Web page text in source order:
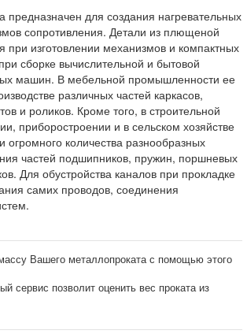
предназначен для создания нагревательных
сопротивления. Детали из плющеной
при изготовлении механизмов и компактных
сборке вычислительной и бытовой
машин. В мебельной промышленности ее
различных частей каркасов,
и роликов. Кроме того, в строительной
приборостроении и в сельском хозяйстве
огромного количества разнообразных
частей подшипников, пружин, поршневых
Для обустройства каналов при прокладке
самих проводов, соединения
Вашего металлопроката с помощью этого
сервис позволит оценить вес проката из